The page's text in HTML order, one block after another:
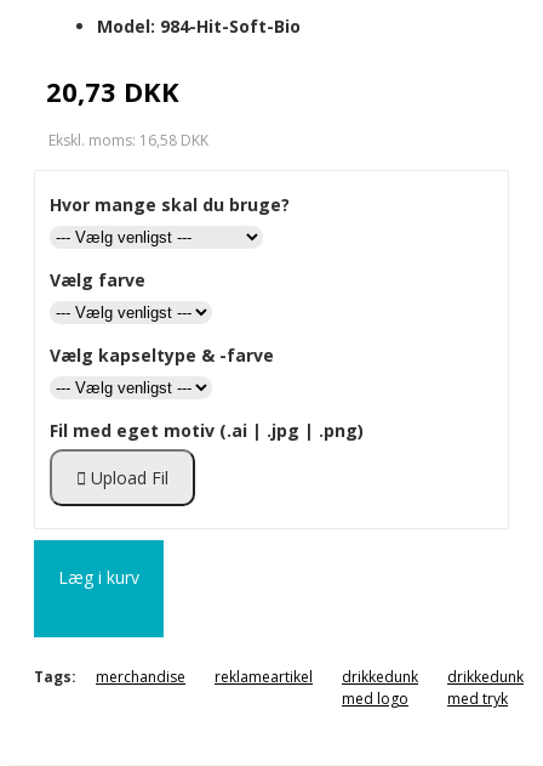
20,73 DKK
Ekskl. moms: 16,58 DKK
Model: 984-Hit-Soft-Bio
Hvor mange skal du bruge?
Vælg farve
Vælg kapseltype & -farve
Fil med eget motiv (.ai | .jpg | .png)
Upload Fil
Læg i kurv
Tags: merchandise reklameartikel
drikkedunk
med logo
drikkedunk
med tryk